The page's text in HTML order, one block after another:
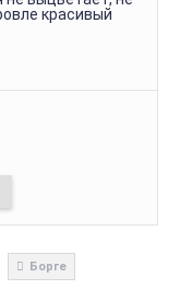
красивый
Борге